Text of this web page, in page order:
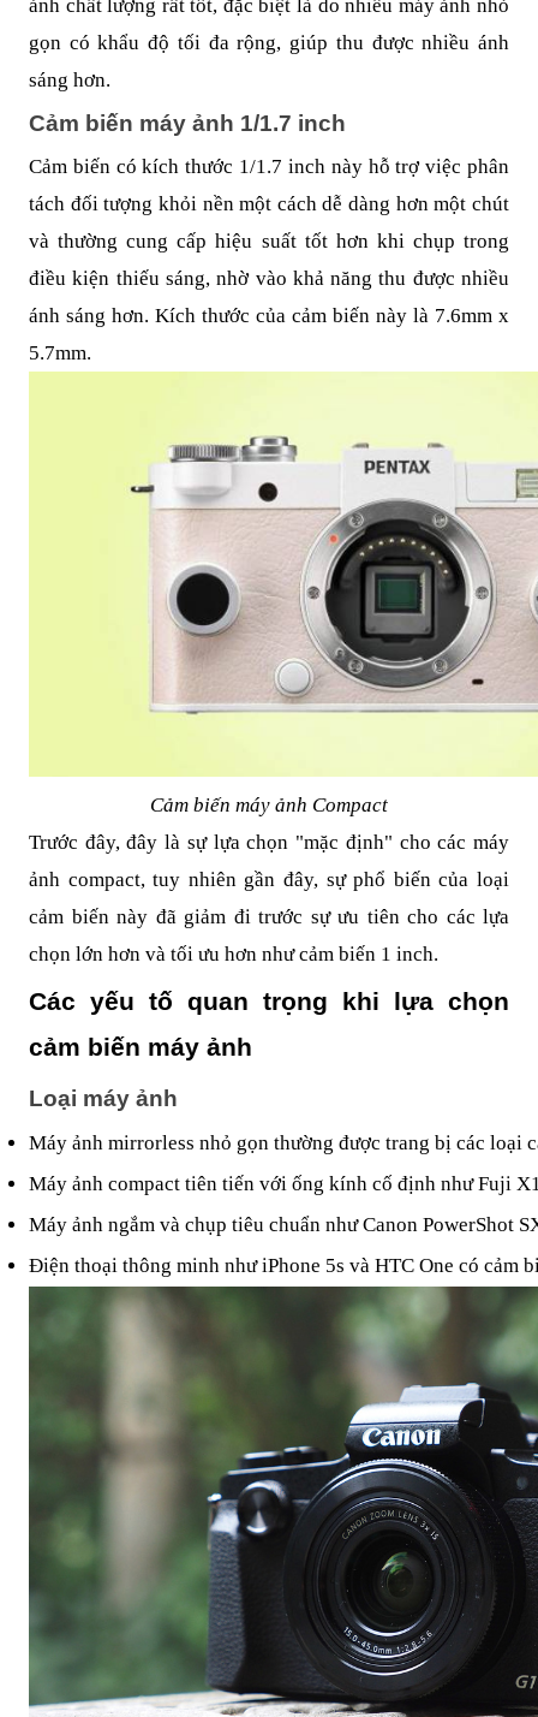
ảnh chất lượng rất tốt, đặc biệt là do nhiều máy ảnh nhỏ
gọn có khẩu độ tối đa rộng, giúp thu được nhiều ánh
sáng hơn.
Cảm biến máy ảnh 1/1.7 inch
Cảm biến có kích thước 1/1.7 inch này hỗ trợ việc phân
tách đối tượng khỏi nền một cách dễ dàng hơn một chút
và thường cung cấp hiệu suất tốt hơn khi chụp trong
điều kiện thiếu sáng, nhờ vào khả năng thu được nhiều
ánh sáng hơn. Kích thước của cảm biến này là 7.6mm x
5.7mm.
Cảm biến máy ảnh Compact
Trước đây, đây là sự lựa chọn "mặc định" cho các máy
ảnh compact, tuy nhiên gần đây, sự phổ biến của loại
cảm biến này đã giảm đi trước sự ưu tiên cho các lựa
chọn lớn hơn và tối ưu hơn như cảm biến 1 inch.
Các yếu tố quan trọng khi lựa chọn
cảm biến máy ảnh
Loại máy ảnh
Máy ảnh mirrorless nhỏ gọn thường được trang bị các loại
Máy ảnh compact tiên tiến với ống kính cố định như Fuji
Máy ảnh ngắm và chụp tiêu chuẩn như Canon PowerShot
Điện thoại thông minh như iPhone 5s và HTC One có cảm